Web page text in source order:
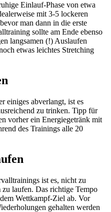
Einlauf-Phase von etwa
mit 3-5 lockeren
man dann in die erste
sollte am Ende ebenso
langsamen (!) Auslaufen
etwas leichtes Stretching
einiges abverlangt, ist es
zu trinken. Tipp für
vorher ein Energiegetränk mit
des Trainings alle 20
ist es, nicht zu
laufen. Das richtige Tempo
Wettkampf-Ziel ab. Vor
gehalten werden